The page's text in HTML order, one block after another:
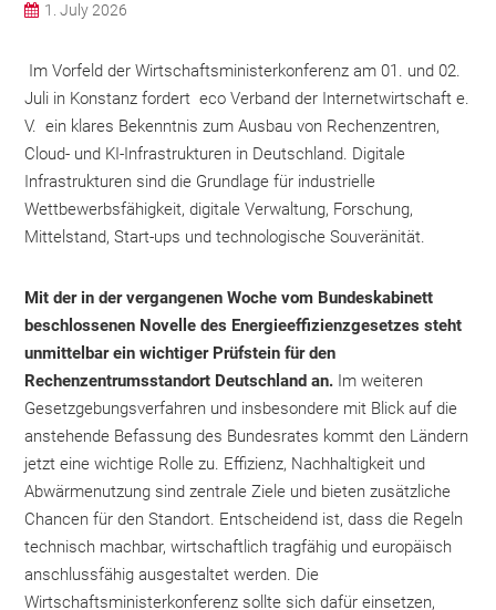
1. July 2026
Im Vorfeld der Wirtschaftsministerkonferenz am 01. und 02.
Juli in Konstanz fordert eco Verband der Internetwirtschaft e.
V. ein klares Bekenntnis zum Ausbau von Rechenzentren,
Cloud- und KI-Infrastrukturen in Deutschland. Digitale
Infrastrukturen sind die Grundlage für industrielle
Wettbewerbsfähigkeit, digitale Verwaltung, Forschung,
Mittelstand, Start-ups und technologische Souveränität.
Mit der in der vergangenen Woche vom Bundeskabinett
beschlossenen Novelle des Energieeffizienzgesetzes steht
unmittelbar ein wichtiger Prüfstein für den
Rechenzentrumsstandort Deutschland an. Im weiteren
Gesetzgebungsverfahren und insbesondere mit Blick auf die
anstehende Befassung des Bundesrates kommt den Ländern
jetzt eine wichtige Rolle zu. Effizienz, Nachhaltigkeit und
Abwärmenutzung sind zentrale Ziele und bieten zusätzliche
Chancen für den Standort. Entscheidend ist, dass die Regeln
technisch machbar, wirtschaftlich tragfähig und europäisch
anschlussfähig ausgestaltet werden. Die
Wirtschaftsministerkonferenz sollte sich dafür einsetzen,